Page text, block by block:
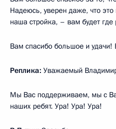
Надеюсь, уверен даже, что это
наша стройка, – вам будет где
Вам спасибо большое и удачи!
Реплика: Уважаемый
Мы Вас поддерживаем, мы с
наших ребят. Ура! Ура! Ура!